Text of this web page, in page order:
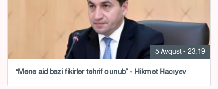
5 Avqust - 23:19
“Mənə aid bəzi fikirlər təhrif olunub” - Hikmət Hacıyev